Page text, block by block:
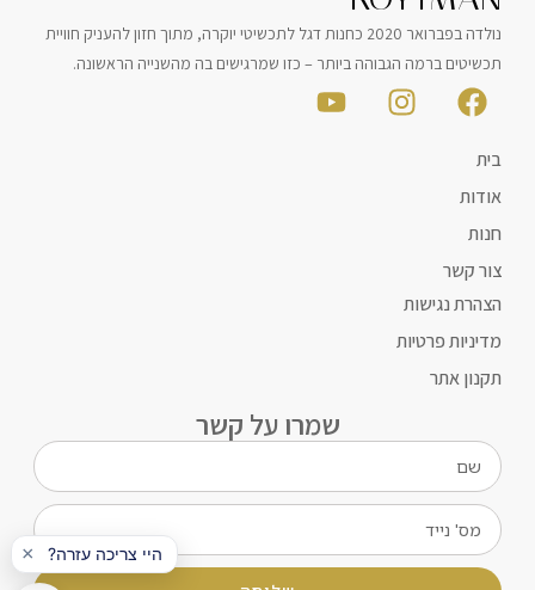
נולדה בפברואר 2020 כחנות דגל לתכשיטי יוקרה, מתוך חזון להעניק חוויית
תכשיטים ברמה הגבוהה ביותר – כזו שמרגישים בה מהשנייה הראשונה.
בית
אודות
חנות
צור קשר
הצהרת נגישות
מדיניות פרטיות
תקנון אתר
שמרו על קשר